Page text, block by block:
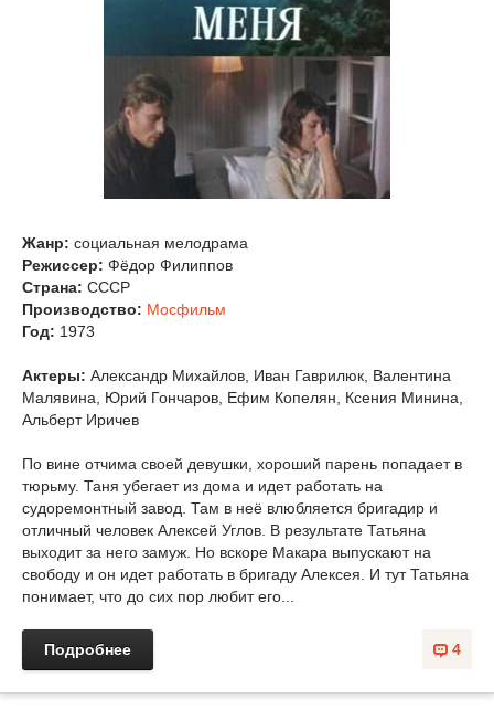
Жанр: социальная мелодрама
Режиссер: Фёдор Филиппов
Страна: СССР
Производство: Мосфильм
Год: 1973
Актеры: Александр Михайлов, Иван Гаврилюк, Валентина
Малявина, Юрий Гончаров, Ефим Копелян, Ксения Минина,
Альберт Иричев
По вине отчима своей девушки, хороший парень попадает в
тюрьму. Таня убегает из дома и идет работать на
судоремонтный завод. Там в неё влюбляется бригадир и
отличный человек Алексей Углов. В результате Татьяна
выходит за него замуж. Но вскоре Макара выпускают на
свободу и он идет работать в бригаду Алексея. И тут Татьяна
понимает, что до сих пор любит его...
4
Подробнее